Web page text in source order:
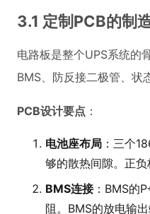
3.1 定制PCB的制
电路板是整个UPS系统的
BMS、防反接二极管、状
PCB设计要点 ：
电池座布局 ：三个
够的散热间隙。正
BMS连接：BMS的
阻。BMS的放电输